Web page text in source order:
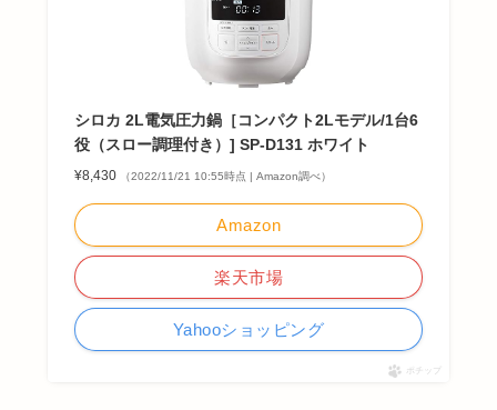
シロカ 2L電気圧力鍋［コンパクト2Lモデル/1台6
役（スロー調理付き）] SP-D131 ホワイト
¥8,430 （2022/11/21 10:55時点 | Amazon調べ）
Amazon
楽天市場
Yahooショッピング
ポチップ